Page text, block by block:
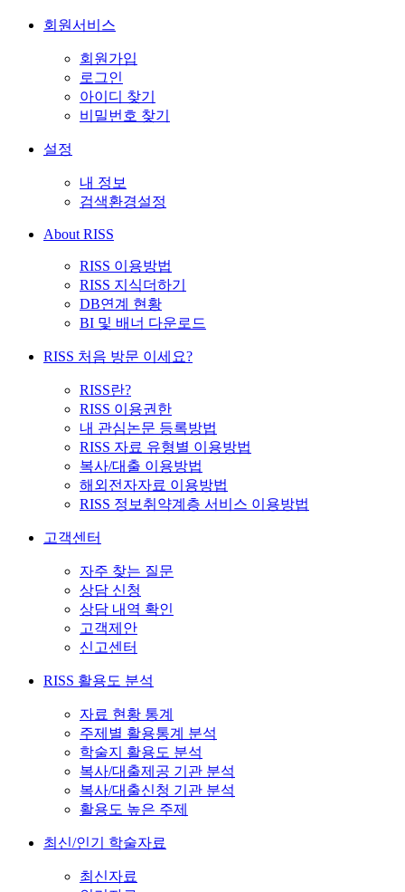
회원서비스
회원가입
로그인
아이디 찾기
비밀번호 찾기
설정
내 정보
검색환경설정
About RISS
RISS 이용방법
RISS 지식더하기
DB연계 현황
BI 및 배너 다운로드
RISS 처음 방문 이세요?
RISS란?
RISS 이용권한
내 관심논문 등록방법
RISS 자료 유형별 이용방법
복사/대출 이용방법
해외전자자료 이용방법
RISS 정보취약계층 서비스 이용방법
고객센터
자주 찾는 질문
상담 신청
상담 내역 확인
고객제안
신고센터
RISS 활용도 분석
자료 현황 통계
주제별 활용통계 분석
학술지 활용도 분석
복사/대출제공 기관 분석
복사/대출신청 기관 분석
활용도 높은 주제
최신/인기 학술자료
최신자료